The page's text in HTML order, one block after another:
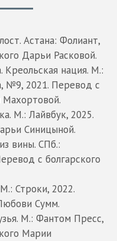
Астана: Фолиант,
Дарьи Расковой.
Креольская нация. М.:
№9, 2021. Перевод с
Махортовой.
М.: Лайвбук, 2025.
Синицыной.
вины. СПб.:
с болгарского
Строки, 2022.
Сумм.
М.: Фантом Пресс,
Марии